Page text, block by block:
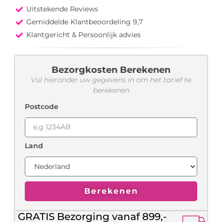
Uitstekende Reviews
Gemiddelde Klantbeoordeling 9,7
Klantgericht & Persoonlijk advies
Bezorgkosten Berekenen
Vul hieronder uw gegevens in om het tarief te
berekenen
Postcode
Land
Berekenen
GRATIS Bezorging vanaf 899,-